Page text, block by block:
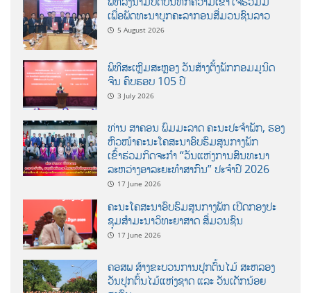
ເພື່ອພັດທະນາບຸກຄະລາກອນສື່ມວນຊົນລາວ
5 August 2026
ພິທີສະເຫຼີມສະຫຼອງ ວັນສ້າງຕັ້ງພັກກອມມູນິດ
ຈີນ ຄົບຮອບ 105 ປີ
3 July 2026
ທ່ານ ສາຄອນ ພົມມະລາດ ຄະນະປະຈໍາພັກ, ຮອງ
ຫົວໜ້າຄະນະໂຄສະນາອົບຮົມສູນກາງພັກ
ເຂົ້າຮ່ວມກິດຈະກຳ “ວັນແຫ່ງການສົນທະນາ
ລະຫວ່າງອາລະຍະທຳສາກົນ” ປະຈຳປີ 2026
17 June 2026
ຄະນະໂຄສະນາອົບຮົມສູນກາງພັກ ເປີດກອງປະ
ຊຸມສຳມະນາວິທະຍາສາດ ສຶ່ມວນຊົນ
17 June 2026
ຄອສພ ສ້າງຂະບວນການປູກຕົ້ນໄມ້ ສະຫລອງ
ວັນປູກຕົ້ນໄມ້ແຫ່ງຊາດ ແລະ ວັນເດັກນ້ອຍ